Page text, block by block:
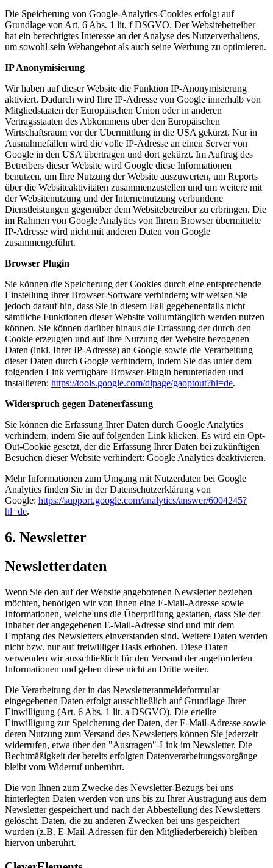
Die Speicherung von Google-Analytics-Cookies erfolgt auf
Grundlage von Art. 6 Abs. 1 lit. f DSGVO. Der Websitebetreiber
hat ein berechtigtes Interesse an der Analyse des Nutzerverhaltens,
um sowohl sein Webangebot als auch seine Werbung zu optimieren.
IP Anonymisierung
Wir haben auf dieser Website die Funktion IP-Anonymisierung
aktiviert. Dadurch wird Ihre IP-Adresse von Google innerhalb von
Mitgliedstaaten der Europäischen Union oder in anderen
Vertragsstaaten des Abkommens über den Europäischen
Wirtschaftsraum vor der Übermittlung in die USA gekürzt. Nur in
Ausnahmefällen wird die volle IP-Adresse an einen Server von
Google in den USA übertragen und dort gekürzt. Im Auftrag des
Betreibers dieser Website wird Google diese Informationen
benutzen, um Ihre Nutzung der Website auszuwerten, um Reports
über die Websiteaktivitäten zusammenzustellen und um weitere mit
der Websitenutzung und der Internetnutzung verbundene
Dienstleistungen gegenüber dem Websitebetreiber zu erbringen. Die
im Rahmen von Google Analytics von Ihrem Browser übermittelte
IP-Adresse wird nicht mit anderen Daten von Google
zusammengeführt.
Browser Plugin
Sie können die Speicherung der Cookies durch eine entsprechende
Einstellung Ihrer Browser-Software verhindern; wir weisen Sie
jedoch darauf hin, dass Sie in diesem Fall gegebenenfalls nicht
sämtliche Funktionen dieser Website vollumfänglich werden nutzen
können. Sie können darüber hinaus die Erfassung der durch den
Cookie erzeugten und auf Ihre Nutzung der Website bezogenen
Daten (inkl. Ihrer IP-Adresse) an Google sowie die Verarbeitung
dieser Daten durch Google verhindern, indem Sie das unter dem
folgenden Link verfügbare Browser-Plugin herunterladen und
installieren: https://tools.google.com/dlpage/gaoptout?hl=de.
Widerspruch gegen Datenerfassung
Sie können die Erfassung Ihrer Daten durch Google Analytics
verhindern, indem Sie auf folgenden Link klicken. Es wird ein Opt-
Out-Cookie gesetzt, der die Erfassung Ihrer Daten bei zukünftigen
Besuchen dieser Website verhindert: Google Analytics deaktivieren.
Mehr Informationen zum Umgang mit Nutzerdaten bei Google
Analytics finden Sie in der Datenschutzerklärung von
Google: https://support.google.com/analytics/answer/6004245?
hl=de.
6. Newsletter
Newsletterdaten
Wenn Sie den auf der Website angebotenen Newsletter beziehen
möchten, benötigen wir von Ihnen eine E-Mail-Adresse sowie
Informationen, welche uns die Überprüfung gestatten, dass Sie der
Inhaber der angegebenen E-Mail-Adresse sind und mit dem
Empfang des Newsletters einverstanden sind. Weitere Daten werden
nicht bzw. nur auf freiwilliger Basis erhoben. Diese Daten
verwenden wir ausschließlich für den Versand der angeforderten
Informationen und geben diese nicht an Dritte weiter.
Die Verarbeitung der in das Newsletteranmeldeformular
eingegebenen Daten erfolgt ausschließlich auf Grundlage Ihrer
Einwilligung (Art. 6 Abs. 1 lit. a DSGVO). Die erteilte
Einwilligung zur Speicherung der Daten, der E-Mail-Adresse sowie
deren Nutzung zum Versand des Newsletters können Sie jederzeit
widerrufen, etwa über den "Austragen"-Link im Newsletter. Die
Rechtmäßigkeit der bereits erfolgten Datenverarbeitungsvorgänge
bleibt vom Widerruf unberührt.
Die von Ihnen zum Zwecke des Newsletter-Bezugs bei uns
hinterlegten Daten werden von uns bis zu Ihrer Austragung aus dem
Newsletter gespeichert und nach der Abbestellung des Newsletters
gelöscht. Daten, die zu anderen Zwecken bei uns gespeichert
wurden (z.B. E-Mail-Adressen für den Mitgliederbereich) bleiben
hiervon unberührt.